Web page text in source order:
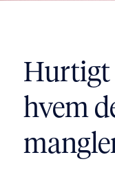
Hurtigt
hvem